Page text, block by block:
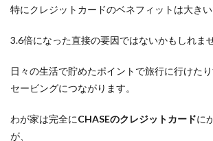
特にクレジットカードのベネフィットは大きい
3.6倍になった直接の要因ではないかもしれま
日々の生活で貯めたポイントで旅行に行けた
セービングにつながります。
わが家は完全にCHASEのクレジットカードに
が、